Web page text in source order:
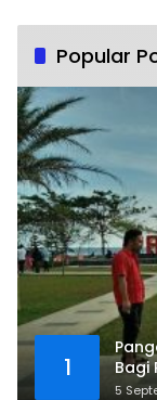
Popular
1
Bagi
5